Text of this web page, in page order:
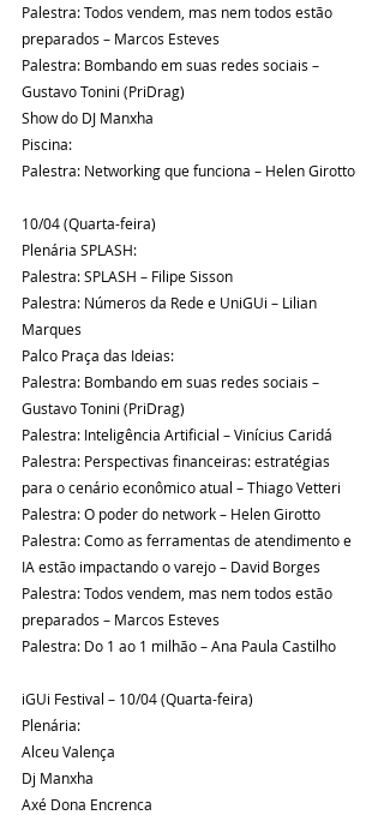
Palestra: Todos vendem, mas nem todos estão
preparados – Marcos Esteves
Palestra: Bombando em suas redes sociais –
Gustavo Tonini (PriDrag)
Show do DJ Manxha
Piscina:
Palestra: Networking que funciona – Helen Girotto
10/04 (Quarta-feira)
Plenária SPLASH:
Palestra: SPLASH – Filipe Sisson
Palestra: Números da Rede e UniGUi – Lilian
Marques
Palco Praça das Ideias:
Palestra: Bombando em suas redes sociais –
Gustavo Tonini (PriDrag)
Palestra: Inteligência Artificial – Vinícius Caridá
Palestra: Perspectivas financeiras: estratégias
para o cenário econômico atual – Thiago Vetteri
Palestra: O poder do network – Helen Girotto
Palestra: Como as ferramentas de atendimento e
IA estão impactando o varejo – David Borges
Palestra: Todos vendem, mas nem todos estão
preparados – Marcos Esteves
Palestra: Do 1 ao 1 milhão – Ana Paula Castilho
iGUi Festival – 10/04 (Quarta-feira)
Plenária:
Alceu Valença
Dj Manxha
Axé Dona Encrenca